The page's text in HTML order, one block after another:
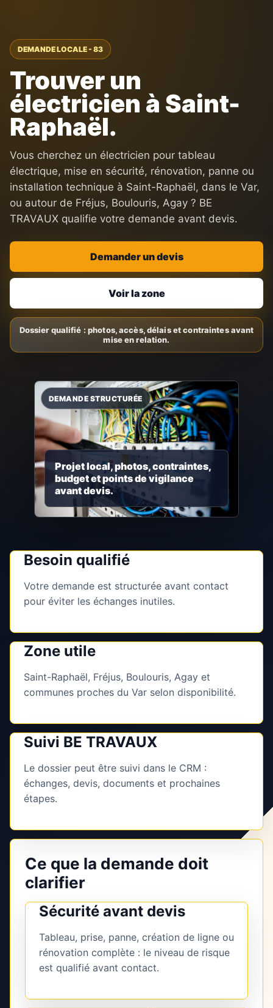
DEMANDE LOCALE - 83
Trouver un
électricien à Saint-
Raphaël.
Vous cherchez un électricien pour tableau
électrique, mise en sécurité, rénovation, panne ou
installation technique à Saint-Raphaël, dans le Var,
ou autour de Fréjus, Boulouris, Agay ? BE
TRAVAUX qualifie votre demande avant devis.
Demander un devis
Voir la zone
Projet local, photos, contraintes,
budget et points de vigilance
avant devis.
Besoin qualifié
Votre demande est structurée avant contact
pour éviter les échanges inutiles.
Zone utile
Saint-Raphaël, Fréjus, Boulouris, Agay et
communes proches du Var selon disponibilité.
Suivi BE TRAVAUX
Le dossier peut être suivi dans le CRM :
échanges, devis, documents et prochaines
étapes.
Ce que la demande doit
clarifier
Sécurité avant devis
Tableau, prise, panne, création de ligne ou
rénovation complète : le niveau de risque
est qualifié avant contact.